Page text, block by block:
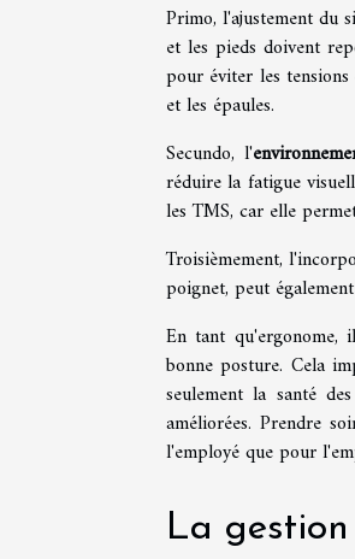
Primo, l'ajustement du
et les pieds doivent
pour éviter les
et les épaules.
Secundo, l'
réduire la fatigue
les TMS, car elle
Troisièmement,
poignet, peut
En tant qu'ergonome,
bonne posture. Cela
seulement la santé
améliorées. Prendre
l'employé que pour
La